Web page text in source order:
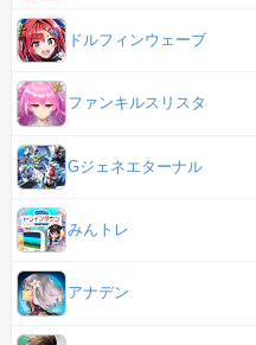
ドルフィンウェーブ
ファンキルスリスタ
Gジェネエターナル
みんトレ
アナデン